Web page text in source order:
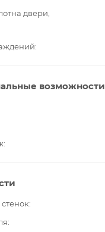
двери,
возможности